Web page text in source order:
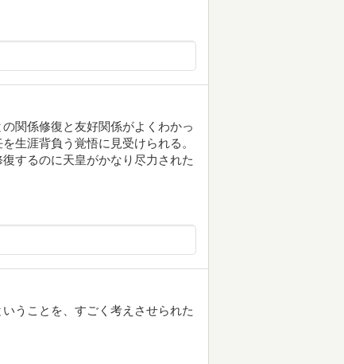
関係修復と友好関係がよくわかっ
生涯背負う覚悟に見受けられる。
するのに天皇がかなり尽力された
うことを、すごく考えさせられた